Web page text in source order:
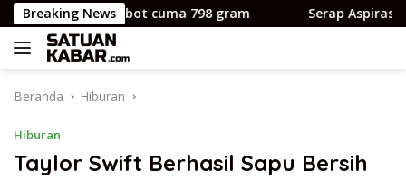
Langsung
ke
konten
Breaking News
bobot cuma 798 gram Serap Aspirasi
Beranda Hiburan
Hiburan
Taylor Swift Berhasil Sapu Bersih